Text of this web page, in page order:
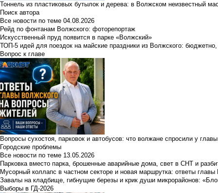
Тоннель из пластиковых бутылок и дерева: в Волжском неизвестный
Поиск автора
Все новости по теме 04.08.2026
Рейд по фонтанам Волжского: фоторепортаж
Искусственный пруд появится в парке «Волжский»
ТОП-5 идей для поездок на майские праздники из Волжского:
Вопрос к главе
Вопросы сухостоя, парковок и автобусов: что волжане спросили у
Городские проблемы
Все новости по теме 13.05.2026
Парковка вместо парка, брошенные аварийные дома, свет в СНТ и
Мусорный коллапс в частном секторе и новая маршрутка: ответы
Завалы на кладбище, гибнущие березы и крик души микрорайонов:
Выборы в ГД-2026